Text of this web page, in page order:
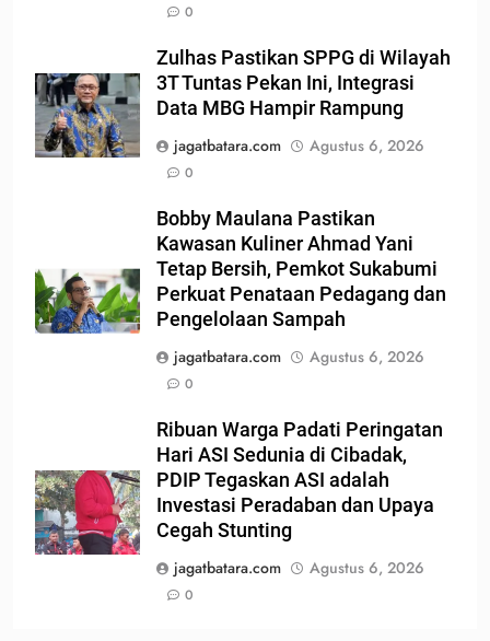
0
Zulhas Pastikan SPPG di Wilayah
3T Tuntas Pekan Ini, Integrasi
Data MBG Hampir Rampung
jagatbatara.com
Agustus 6, 2026
0
Bobby Maulana Pastikan
Kawasan Kuliner Ahmad Yani
Tetap Bersih, Pemkot Sukabumi
Perkuat Penataan Pedagang dan
Pengelolaan Sampah
jagatbatara.com
Agustus 6, 2026
0
Ribuan Warga Padati Peringatan
Hari ASI Sedunia di Cibadak,
PDIP Tegaskan ASI adalah
Investasi Peradaban dan Upaya
Cegah Stunting
jagatbatara.com
Agustus 6, 2026
0